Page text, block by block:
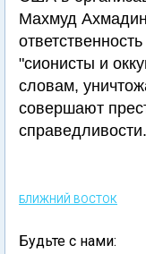
Махмуд
"сионисты и
словам,
совершают
справедливости.
БЛИЖНИЙ ВОСТОК
Будьте с нами: